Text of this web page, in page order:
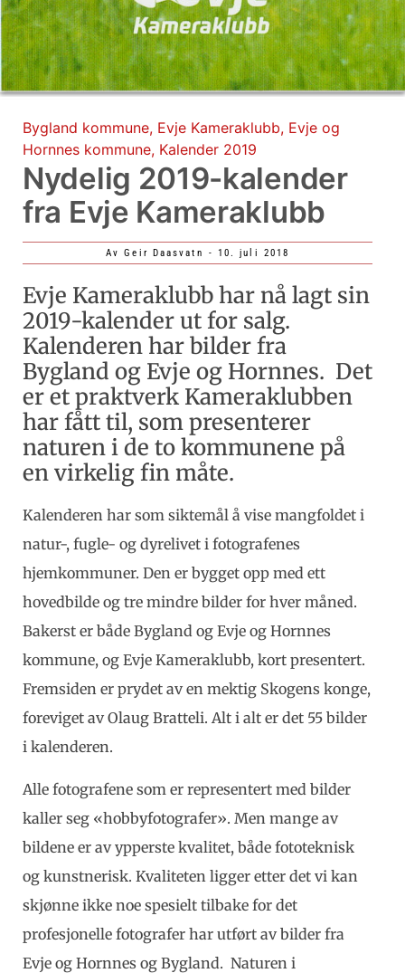
Bygland kommune, Evje Kameraklubb, Evje og
Hornnes kommune, Kalender 2019
Nydelig 2019-kalender
fra Evje Kameraklubb
Av Geir Daasvatn - 10. juli 2018
Evje Kameraklubb har nå lagt sin
2019-kalender ut for salg.
Kalenderen har bilder fra
Bygland og Evje og Hornnes. Det
er et praktverk Kameraklubben
har fått til, som presenterer
naturen i de to kommunene på
en virkelig fin måte.
Kalenderen har som siktemål å vise mangfoldet i
natur-, fugle- og dyrelivet i fotografenes
hjemkommuner. Den er bygget opp med ett
hovedbilde og tre mindre bilder for hver måned.
Bakerst er både Bygland og Evje og Hornnes
kommune, og Evje Kameraklubb, kort presentert.
Fremsiden er prydet av en mektig Skogens konge,
foreviget av Olaug Bratteli. Alt i alt er det 55 bilder
i kalenderen.
Alle fotografene som er representert med bilder
kaller seg «hobbyfotografer». Men mange av
bildene er av ypperste kvalitet, både fototeknisk
og kunstnerisk. Kvaliteten ligger etter det vi kan
skjønne ikke noe spesielt tilbake for det
profesjonelle fotografer har utført av bilder fra
Evje og Hornnes og Bygland. Naturen i